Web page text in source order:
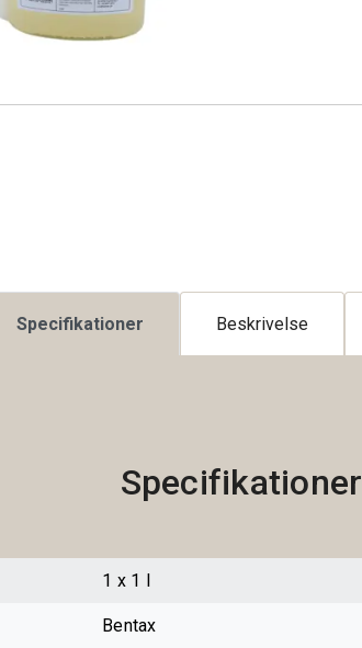
Specifikationer Beskrivelse
Specifikationer
1 x 1 l
Bentax